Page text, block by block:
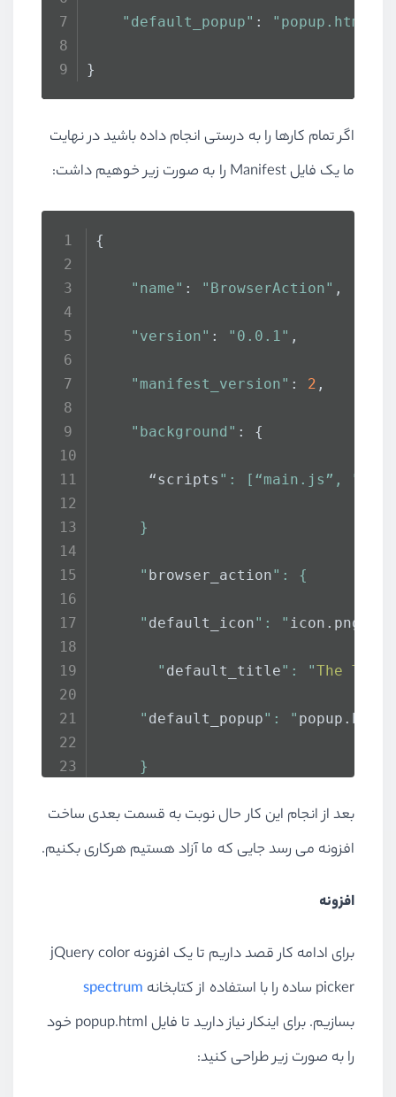
"default_popup" : "popup.html"
}
اگر تمام کارها را به درستی انجام داده باشید در نهایت
ما یک فایل Manifest را به صورت زیر خوهیم داشت:
{
"name" : "BrowserAction" ,
"version" : "0.0.1" ,
"manifest_version" : 2 ,
"background" : {
“scripts ": [“main.js”, "
}
" browser_action": {
" default_icon": " icon. png
" default_title": "The Title
" default_popup": " popup. html
}
}
بعد از انجام این کار حال نوبت به قسمت بعدی ساخت
افزونه می رسد جایی که ما آزاد هستیم هرکاری بکنیم.
افزونه
برای ادامه کار قصد داریم تا یک افزونه jQuery color
picker ساده را با استفاده از کتابخانه
spectrum
بسازیم. برای اینکار نیاز دارید تا فایل popup.html خود
را به صورت زیر طراحی کنید: